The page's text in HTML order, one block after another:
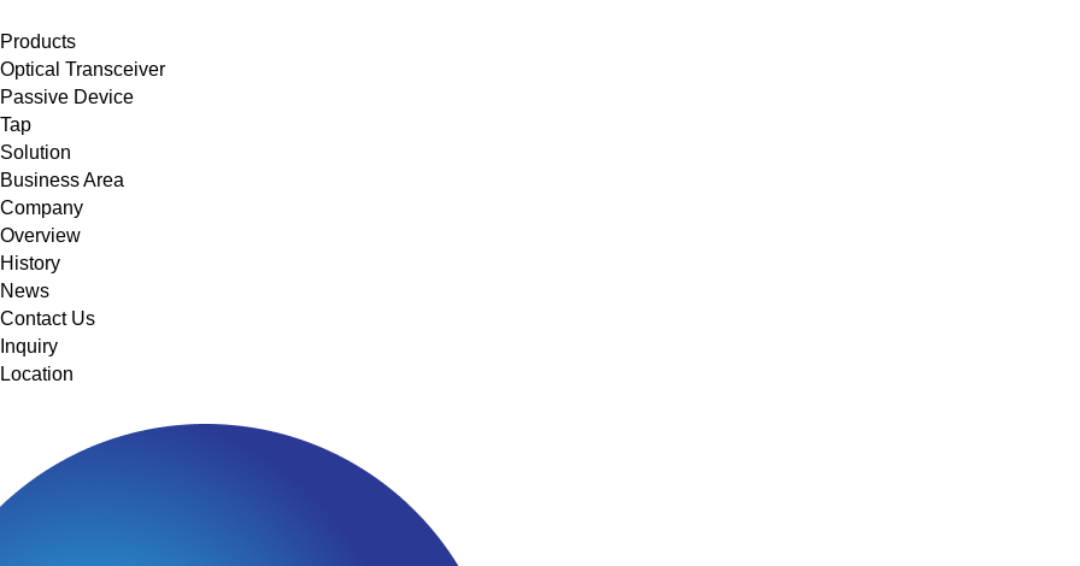
Products
Optical Transceiver
Passive Device
Tap
Solution
Business Area
Company
Overview
History
News
Contact Us
Inquiry
Location